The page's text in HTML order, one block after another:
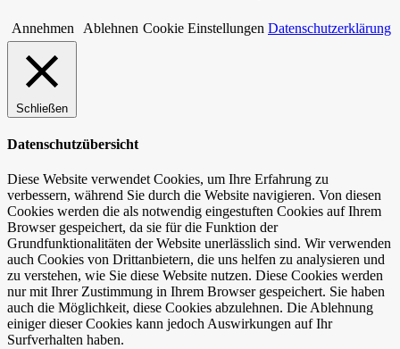
Annehmen Ablehnen Cookie Einstellungen Datenschutzerklärung
Schließen
Datenschutzübersicht
Diese Website verwendet Cookies, um Ihre Erfahrung zu
verbessern, während Sie durch die Website navigieren. Von diesen
Cookies werden die als notwendig eingestuften Cookies auf Ihrem
Browser gespeichert, da sie für die Funktion der
Grundfunktionalitäten der Website unerlässlich sind. Wir verwenden
auch Cookies von Drittanbietern, die uns helfen zu analysieren und
zu verstehen, wie Sie diese Website nutzen. Diese Cookies werden
nur mit Ihrer Zustimmung in Ihrem Browser gespeichert. Sie haben
auch die Möglichkeit, diese Cookies abzulehnen. Die Ablehnung
einiger dieser Cookies kann jedoch Auswirkungen auf Ihr
Surfverhalten haben.